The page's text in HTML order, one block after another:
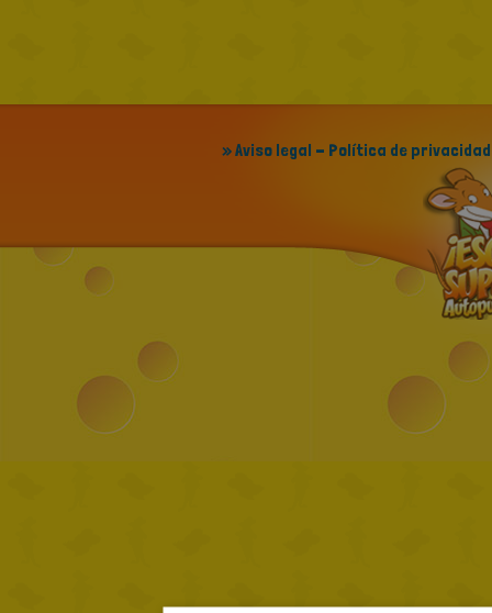
» Aviso legal - Política de privacidad